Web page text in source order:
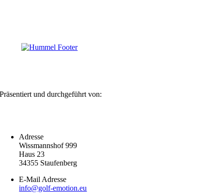
Präsentiert und durchgeführt von:
Adresse
Wissmannshof 999
Haus 23
34355 Staufenberg
E-Mail Adresse
info@golf-emotion.eu